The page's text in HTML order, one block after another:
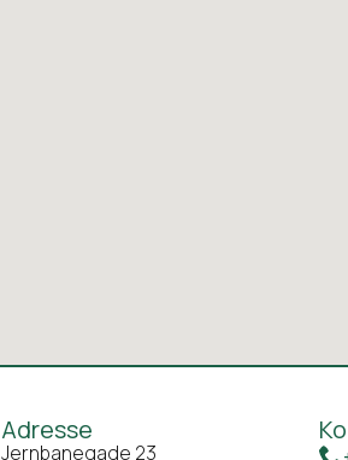
Adresse
Jernbanegade 23